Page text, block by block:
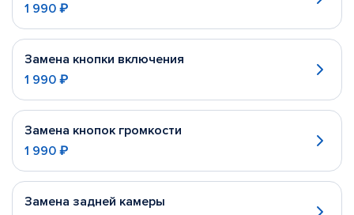
1 990 ₽
Замена кнопки включения
1 990 ₽
Замена кнопок громкости
1 990 ₽
Замена задней камеры